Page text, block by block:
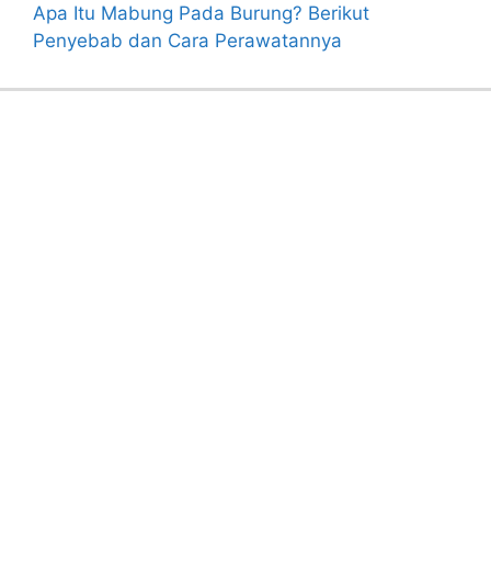
Apa Itu Mabung Pada Burung? Berikut
Penyebab dan Cara Perawatannya